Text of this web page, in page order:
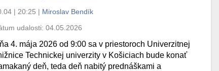
| 20:25 | Miroslav Bendík
udalosti:04.05.2026
4. mája 2026 od 9:00 sa v priestoroch Univerzitnej
Technickej univerzity v Košiciach bude konať
deň, teda deň nabitý prednáškami a